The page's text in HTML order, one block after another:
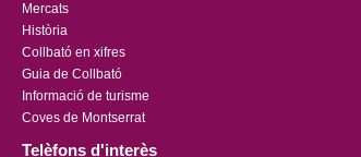
Mercats
Història
Collbató en xifres
Guia de Collbató
Informació de turisme
Coves de Montserrat
Telèfons d'interès